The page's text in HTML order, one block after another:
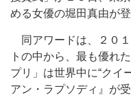
める女優の堀田真由が登
同アワードは、２０
トの中から、最も優れ
プリ」は世界中に“クイ
アン・ラプソディ』が受